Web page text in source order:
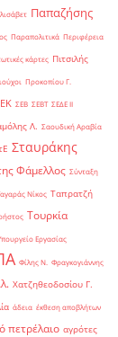
Παπαζήσης
Παραπολιτικά Περιφέρεια
κάρτες Πιτσιλής
Προκοπίου Γ.
ΣΕΒ ΣΕΒΤ ΣΕΔΕ ΙΙ
Λ. Σαουδική Αραβία
Σταυράκης
Φάμελλος Σύνταξη
Νίκος Ταπρατζή
Τουρκία
Εργασίας
Φίλης Ν. Φραγκογιάννης
Χατζηθεοδοσίου Γ.
άδεια έκθεση αποβλήτων
πετρέλαιο αγρότες